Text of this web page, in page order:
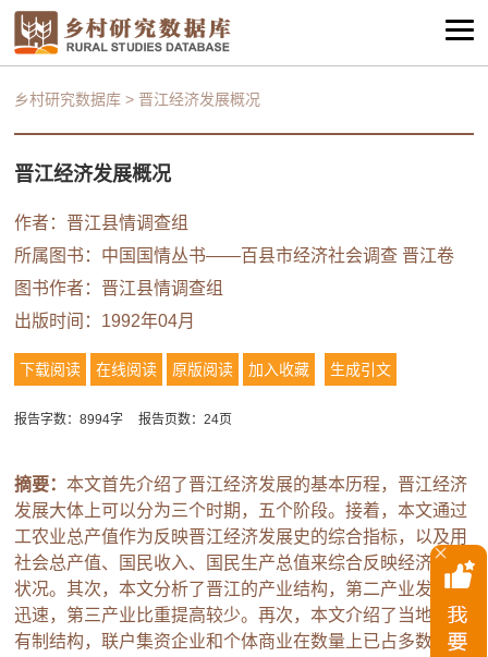
乡村研究数据库 > 晋江经济发展概况
晋江经济发展概况
作者：晋江县情调查组
所属图书： 中国国情丛书——百县市经济社会调查 晋江卷
图书作者：晋江县情调查组
出版时间：1992年04月
下载阅读 在线阅读 原版阅读 加入收藏 生成引文
报告字数：8994字 报告页数：24页
摘要：本文首先介绍了晋江经济发展的基本历程，晋江经济
发展大体上可以分为三个时期，五个阶段。接着，本文通过
工农业总产值作为反映晋江经济发展史的综合指标，以及用
社会总产值、国民收入、国民生产总值来综合反映经济发展
状况。其次，本文分析了晋江的产业结构，第二产业发展是
迅速，第三产业比重提高较少。再次，本文介绍了当地的所
有制结构，联户集资企业和个体商业在数量上已占多数，但